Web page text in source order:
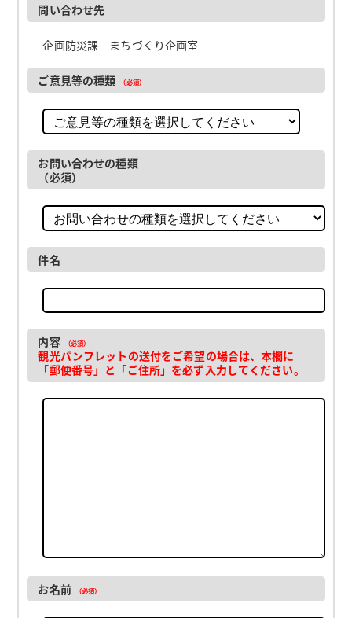
問い合わせ先
企画防災課 まちづくり企画室
ご意見等の種類 （必須）
お問い合わせの種類
（必須）
件名
内容 （必須）
観光パンフレットの送付をご希望の場合は、本欄に
「郵便番号」と「ご住所」を必ず入力してください。
お名前 （必須）